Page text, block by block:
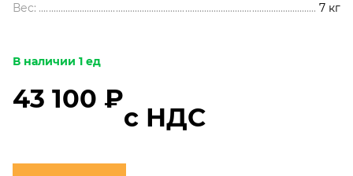
Вес:
7 кг
В наличии 1 ед
43 100 ₽
с НДС